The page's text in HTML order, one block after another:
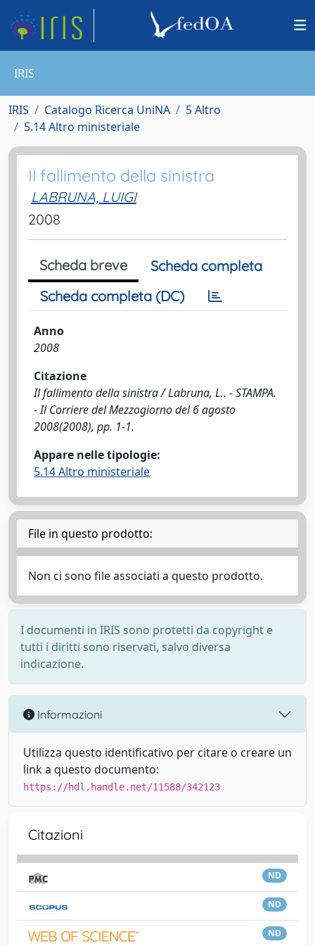
IRIS
IRIS Catalogo Ricerca UniNA
5 Altro
5.14 Altro ministeriale
Il fallimento della sinistra
LABRUNA, LUIGI
2008
Scheda breve
Scheda completa
Scheda completa (DC)
Anno
2008
Citazione
Il fallimento della sinistra / Labruna, L.. - STAMPA.
- Il Corriere del Mezzogiorno del 6 agosto
2008(2008), pp. 1-1.
Appare nelle tipologie:
5.14 Altro ministeriale
File in questo prodotto:
Non ci sono file associati a questo prodotto.
I documenti in IRIS sono protetti da copyright e
tutti i diritti sono riservati, salvo diversa
indicazione.
Informazioni
Utilizza questo identificativo per citare o creare un
link a questo documento:
https://hdl.handle.net/11588/342123
Citazioni
ND
ND
ND